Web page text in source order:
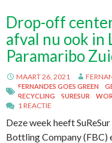
Drop-off
afval nu ook in
Paramaribo
MAART 26, 2021
FERNANDES GOES GREEN
RECYCLING
SURESUR
1 REACTIE
Deze week heeft
Bottling Company (FBC)